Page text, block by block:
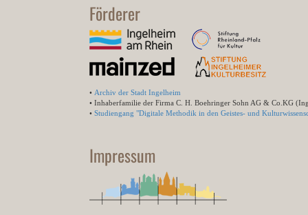
Förderer
• Archiv der Stadt Ingelheim
• Inhaberfamilie der Firma C. H. Boehringer Sohn AG & Co.KG
• Studiengang "Digitale Methodik in den Geistes- und
Impressum